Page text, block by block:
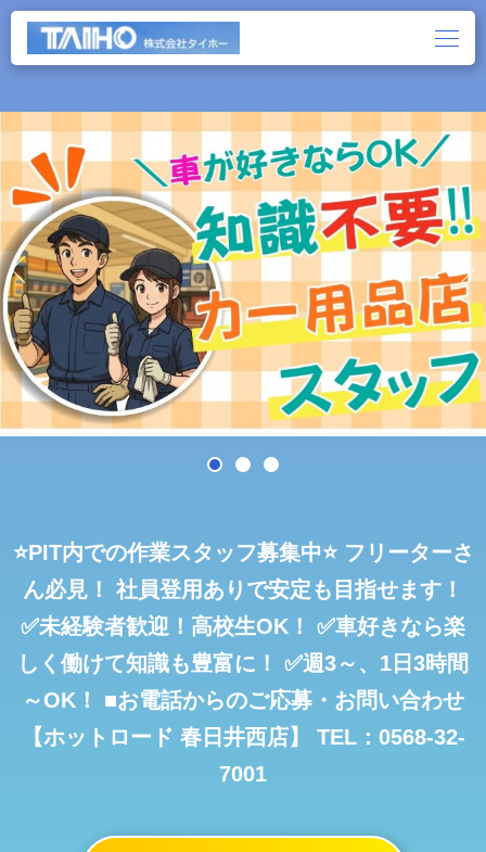
⭐PIT内での作業スタッフ募集中⭐ フリーターさ
ん必見！
社員登用ありで安定も目指せます！
✅未経験者歓迎！高校生OK！
✅車好きなら楽
しく働けて知識も豊富に！
✅週3～、1日3時間
～OK！
■お電話からのご応募・お問い合わせ
【ホットロード 春日井西店】
TEL：0568-32-
7001